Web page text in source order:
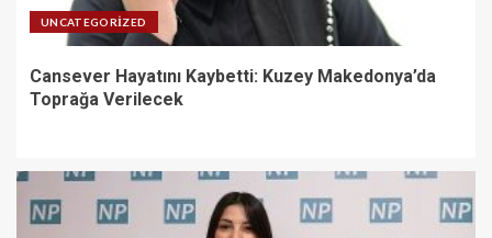
UNCATEGORIZED
Cansever Hayatını Kaybetti: Kuzey Makedonya’da
Toprağa Verilecek